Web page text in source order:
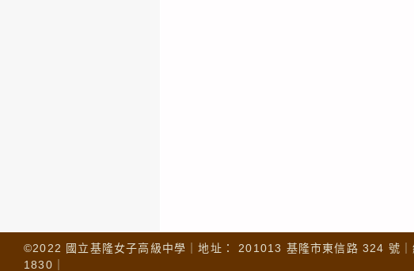
©2022 國立基隆女子高級中學｜地址： 201013 基隆市東信路 324 號
1830｜